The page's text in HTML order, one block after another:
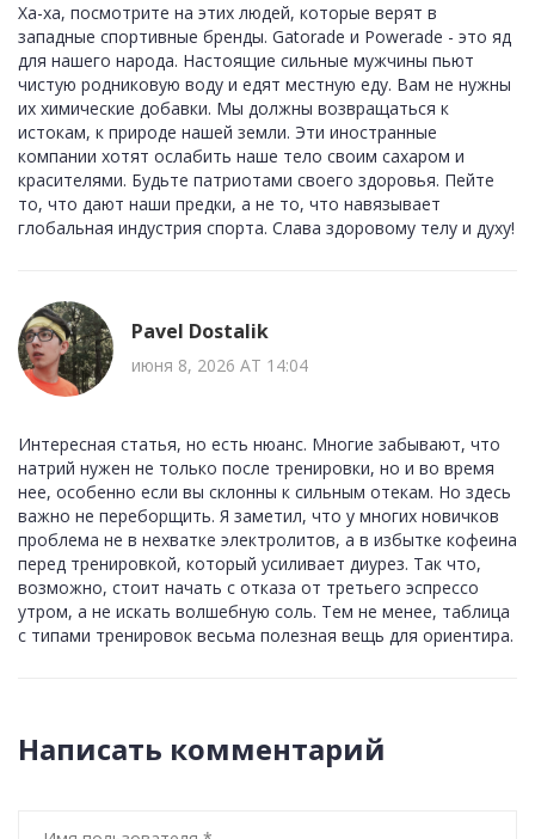
Ха-ха, посмотрите на этих людей, которые верят в
западные спортивные бренды. Gatorade и Powerade - это яд
для нашего народа. Настоящие сильные мужчины пьют
чистую родниковую воду и едят местную еду. Вам не нужны
их химические добавки. Мы должны возвращаться к
истокам, к природе нашей земли. Эти иностранные
компании хотят ослабить наше тело своим сахаром и
красителями. Будьте патриотами своего здоровья. Пейте
то, что дают наши предки, а не то, что навязывает
глобальная индустрия спорта. Слава здоровому телу и духу!
Pavel Dostalik
июня 8, 2026 AT 14:04
Интересная статья, но есть нюанс. Многие забывают, что
натрий нужен не только после тренировки, но и во время
нее, особенно если вы склонны к сильным отекам. Но здесь
важно не переборщить. Я заметил, что у многих новичков
проблема не в нехватке электролитов, а в избытке кофеина
перед тренировкой, который усиливает диурез. Так что,
возможно, стоит начать с отказа от третьего эспрессо
утром, а не искать волшебную соль. Тем не менее, таблица
с типами тренировок весьма полезная вещь для ориентира.
Написать комментарий